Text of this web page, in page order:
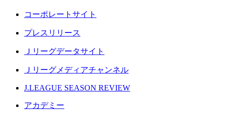
コーポレートサイト
プレスリリース
Ｊリーグデータサイト
Ｊリーグメディアチャンネル
J.LEAGUE SEASON REVIEW
アカデミー